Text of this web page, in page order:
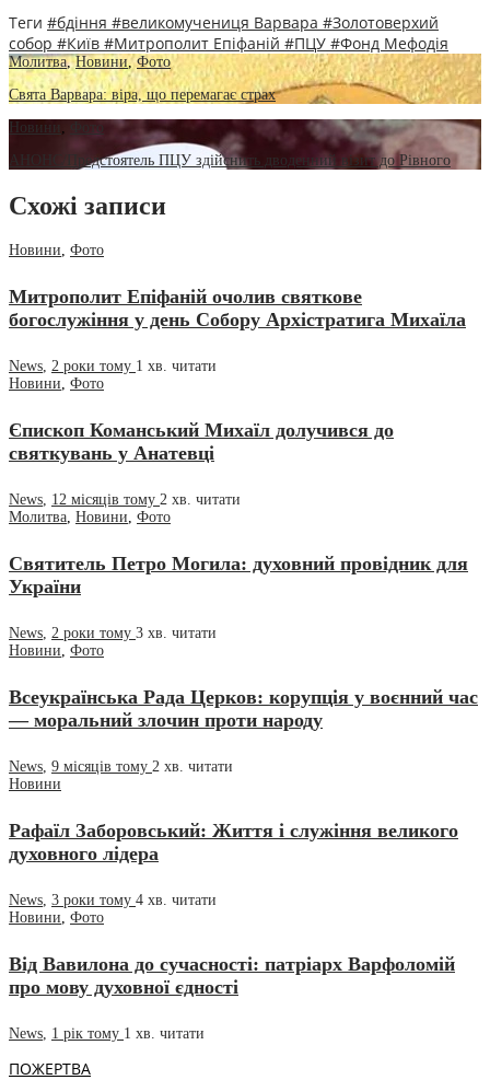
Теги #бдіння #великомучениця Варвара #Золотоверхий
собор #Київ #Митрополит Епіфаній #ПЦУ #Фонд Мефодія
Молитва,Новини,Фото
Свята Варвара: віра, що перемагає страх
Новини
Фото
АНОНС/Предстоятель ПЦУ здійснить дводенний візит до Рівного
Схожі записи
Новини, Фото
Митрополит Епіфаній очолив святкове
богослужіння у день Собору Архістратига Михаїла
News, 2 роки тому 1 хв. читати
Новини, Фото
Єпископ Команський Михаїл долучився до
святкувань у Анатевці
News, 12 місяців тому 2 хв. читати
Молитва, Новини, Фото
Святитель Петро Могила: духовний провідник для
України
News, 2 роки тому 3 хв. читати
Новини, Фото
Всеукраїнська Рада Церков: корупція у воєнний час
— моральний злочин проти народу
News 9 місяців тому 2 хв. читати
Новини
Рафаїл Заборовський: Життя і служіння великого
духовного лідера
News 3 роки тому 4 хв. читати
Новини Фото
Від Вавилона до сучасності: патріарх Варфоломій
про мову духовної єдності
News 1 рік тому 1 хв. читати
ПОЖЕРТВА